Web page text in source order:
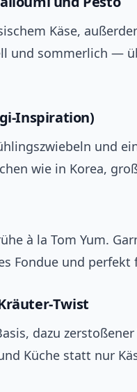
Käse,
und sommerlich —
und
wie in Korea,
à la Tom Yum.
Fondue und perfekt
dazu
Küche statt nur